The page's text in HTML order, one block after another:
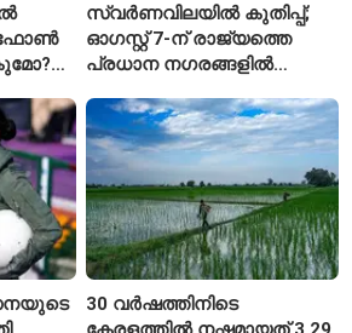
ഫോൺ
സ്വർണവിലയിൽ കുതിപ്പ്;
ഓഗസ്റ്റ് 7-ന് രാജ്യത്തെ
പ്രധാന നഗരങ്ങളിൽ
30 വർഷത്തിനിടെ